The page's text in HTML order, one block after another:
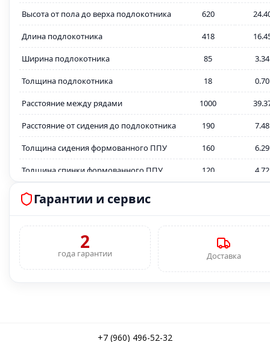
Высота от пола до верха подлокотника 620
Длина подлокотника 418
Ширина подлокотника 85 3.34
Толщина подлокотника 18 0.70
Расстояние между рядами 1000
Расстояние от сидения до подлокотника 190 7.48
Толщина сидения формованного ППУ 160 6.29
Толщина спинки формованного ППУ 120 4.72
Толщина металлокаркаса
спинки ФК
Толщина декоративной заглушки
сидения ФК
15
Гарантии и сервис
2
года гарантии Доставка
+7 (960) 496-52-32